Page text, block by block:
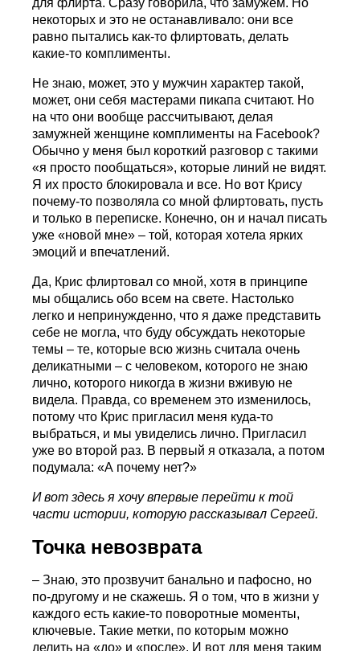
для флирта. Сразу говорила, что замужем. Но
некоторых и это не останавливало: они все
равно пытались как-то флиртовать, делать
какие-то комплименты.
Не знаю, может, это у мужчин характер такой,
может, они себя мастерами пикапа считают. Но
на что они вообще рассчитывают, делая
замужней женщине комплименты на Facebook?
Обычно у меня был короткий разговор с такими
«я просто пообщаться», которые линий не видят.
Я их просто блокировала и все. Но вот Крису
почему-то позволяла со мной флиртовать, пусть
и только в переписке. Конечно, он и начал писать
уже «новой мне» – той, которая хотела ярких
эмоций и впечатлений.
Да, Крис флиртовал со мной, хотя в принципе
мы общались обо всем на свете. Настолько
легко и непринужденно, что я даже представить
себе не могла, что буду обсуждать некоторые
темы – те, которые всю жизнь считала очень
деликатными – с человеком, которого не знаю
лично, которого никогда в жизни вживую не
видела. Правда, со временем это изменилось,
потому что Крис пригласил меня куда-то
выбраться, и мы увиделись лично. Пригласил
уже во второй раз. В первый я отказала, а потом
подумала: «А почему нет?»
И вот здесь я хочу впервые перейти к той
части истории, которую рассказывал Сергей.
Точка невозврата
– Знаю, это прозвучит банально и пафосно, но
по-другому и не скажешь. Я о том, что в жизни у
каждого есть какие-то поворотные моменты,
ключевые. Такие метки, по которым можно
делить на «до» и «после». И вот для меня таким